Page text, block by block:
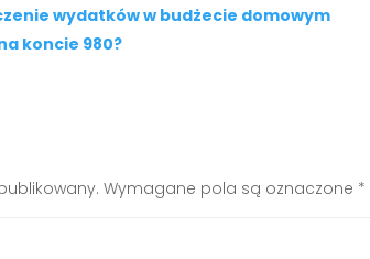
wydatków w budżecie domowym
koncie 980?
Wymagane pola są oznaczone *